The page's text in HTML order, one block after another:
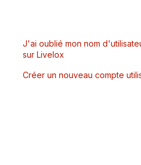
J'ai oublié mon nom
sur Livelox
Créer un nouveau compte